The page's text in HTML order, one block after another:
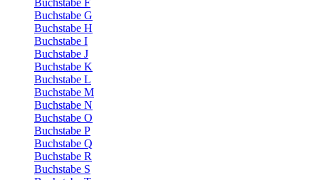
Buchstabe G
Buchstabe H
Buchstabe I
Buchstabe J
Buchstabe K
Buchstabe L
Buchstabe M
Buchstabe N
Buchstabe O
Buchstabe P
Buchstabe Q
Buchstabe R
Buchstabe S